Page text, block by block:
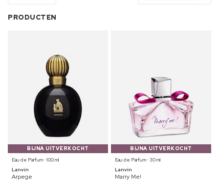
PRODUCTEN
BIJNA UITVERKOCHT
Eau de Parfum ⋅ 100 ml
Lanvin
Arpege
BIJNA UITVERKOCHT
Eau de Parfum ⋅ 30 ml
Lanvin
Marry Me!